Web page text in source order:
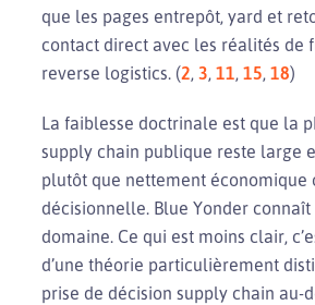
que les pages entrepôt, yard et
contact direct avec les réalités de
reverse logistics. (2, 3, 11, 15, 18)
La faiblesse doctrinale est que la
supply chain publique reste large
plutôt que nettement économique
décisionnelle. Blue Yonder
domaine. Ce qui est moins clair,
d’une théorie particulièrement
prise de décision supply chain